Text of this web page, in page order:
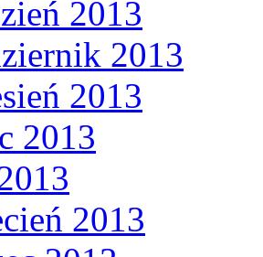
2013
2013
2013
2013
2013